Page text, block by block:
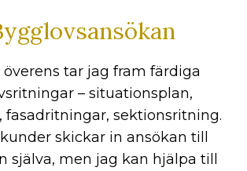
överens tar jag fram färdiga
– situationsplan,
fasadritningar, sektionsritning.
skickar in ansökan till
själva, men jag kan hjälpa till